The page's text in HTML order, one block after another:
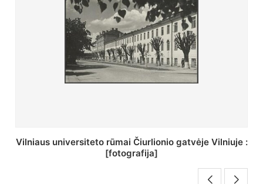
St. Batoro universiteto J. Pilsudskio kolegija :
[fotografija]